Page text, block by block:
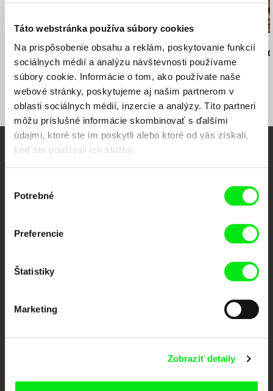
Táto webstránka používa súbory cookies
Na prispôsobenie obsahu a reklám, poskytovanie funkcií
sociálnych médií a analýzu návštevnosti používame
súbory cookie. Informácie o tom, ako používate naše
webové stránky, poskytujeme aj našim partnerom v
oblasti sociálnych médií, inzercie a analýzy. Títo partneri
môžu príslušné informácie skombinovať s ďalšími
údajmi, ktoré ste im poskytli alebo ktoré od vás získali,
keď ste používali ich služby.
súhlasu
Potrebné
Preferencie
Štatistiky
Marketing
Zobraziť detaily
Elo Havetta
Ľalie poľné
Andrej Lettrich
Červené víno. 2. časť
Andrej Lettrich
Červené
Vaše online kino
Portál DAFilms vznikol vďaka tvorivej spolupráci siedmich významných
európskych festivalov dokumentárneho filmu združených pod Doc Alliance.
Against Gravity